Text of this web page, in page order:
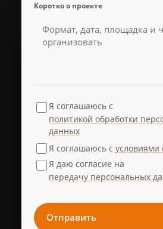
Коротко о проекте
Я соглашаюсь с
политикой обработки
данных
Я соглашаюсь с условиями
Я даю согласие на
передачу персональных
Отправить